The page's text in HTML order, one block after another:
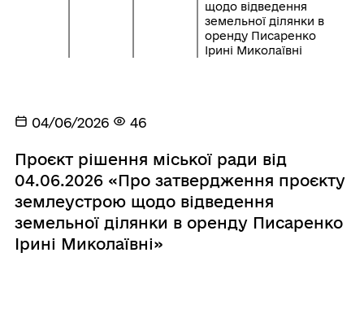
щодо відведення
земельної ділянки в
оренду Писаренко
Ірині Миколаївні
04/06/2026 46
Проєкт рішення міської ради від
04.06.2026 «Про затвердження проєкту
землеустрою щодо відведення
земельної ділянки в оренду Писаренко
Ірині Миколаївні»